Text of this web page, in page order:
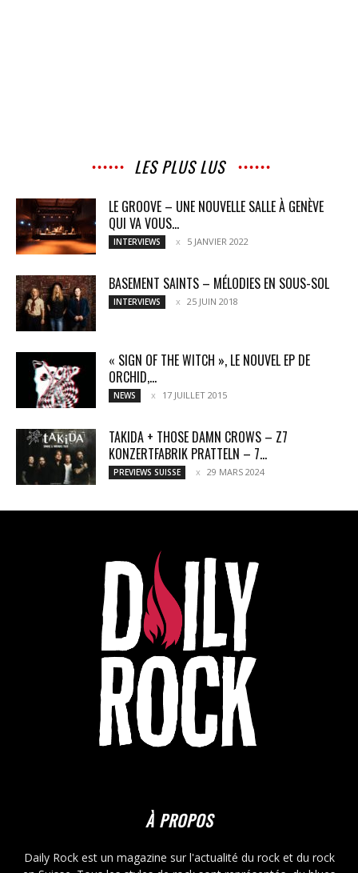
LES PLUS LUS
LE GROOVE – UNE NOUVELLE SALLE À GENÈVE
QUI VA VOUS...
INTERVIEWS 5 JANVIER 2022
BASEMENT SAINTS – MÉLODIES EN SOUS-SOL
INTERVIEWS 25 JUIN 2018
« SIGN OF THE WITCH », LE NOUVEL EP DE
ORCHID,...
NEWS 17 JUILLET 2015
TAKIDA + THOSE DAMN CROWS – Z7
KONZERTFABRIK PRATTELN – 7...
PREVIEWS SUISSE 29 MARS 2024
À PROPOS
Daily Rock est un magazine sur l'actualité du rock et du rock